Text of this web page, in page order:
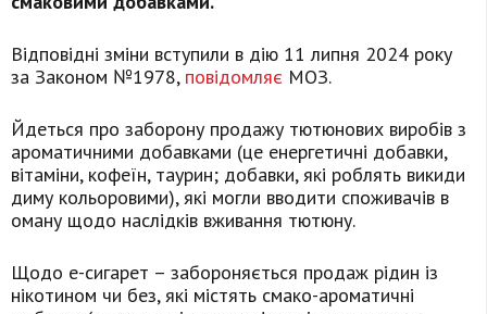
Відповідні зміни вступили в дію 11 липня 2024 року
за Законом №1978, повідомляє МОЗ.
Йдеться про заборону продажу тютюнових виробів з
ароматичними добавками (це енергетичні добавки,
вітаміни, кофеїн, таурин; добавки, які роблять викиди
диму кольоровими), які могли вводити споживачів в
оману щодо наслідків вживання тютюну.
Щодо е-сигарет – забороняється продаж рідин із
нікотином чи без, які містять смако-ароматичні